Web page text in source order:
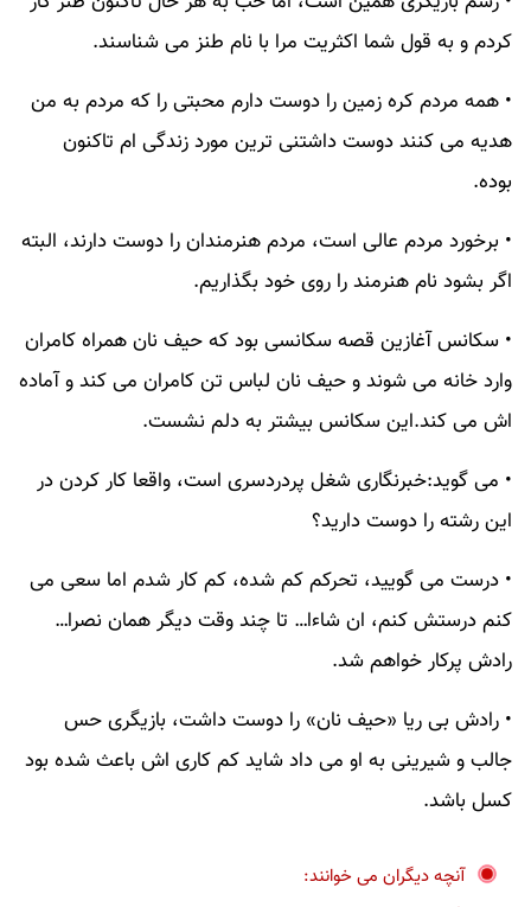
کردم و به قول شما اکثریت مرا با نام طنز می شناسند.
• همه مردم کره زمین را دوست دارم محبتی را که مردم به من
هدیه می کنند دوست داشتنی ترین مورد زندگی ام تاکنون
بوده.
• برخورد مردم عالی است، مردم هنرمندان را دوست دارند، البته
اگر بشود نام هنرمند را روی خود بگذاریم.
• سکانس آغازین قصه سکانسی بود که حیف نان همراه کامران
وارد خانه می شوند و حیف نان لباس تن کامران می کند و آماده
اش می کند.این سکانس بیشتر به دلم نشست.
• می گوید:خبرنگاری شغل پردردسری است، واقعا کار کردن در
این رشته را دوست دارید؟
• درست می گویید، تحرکم کم شده، کم کار شدم اما سعی می
کنم درستش کنم، ان شاءا… تا چند وقت دیگر همان نصرا…
رادش پرکار خواهم شد.
• رادش بی ریا «حیف نان» را دوست داشت، بازیگری حس
جالب و شیرینی به او می داد شاید کم کاری اش باعث شده بود
کسل باشد.
آنچه دیگران می خوانند: